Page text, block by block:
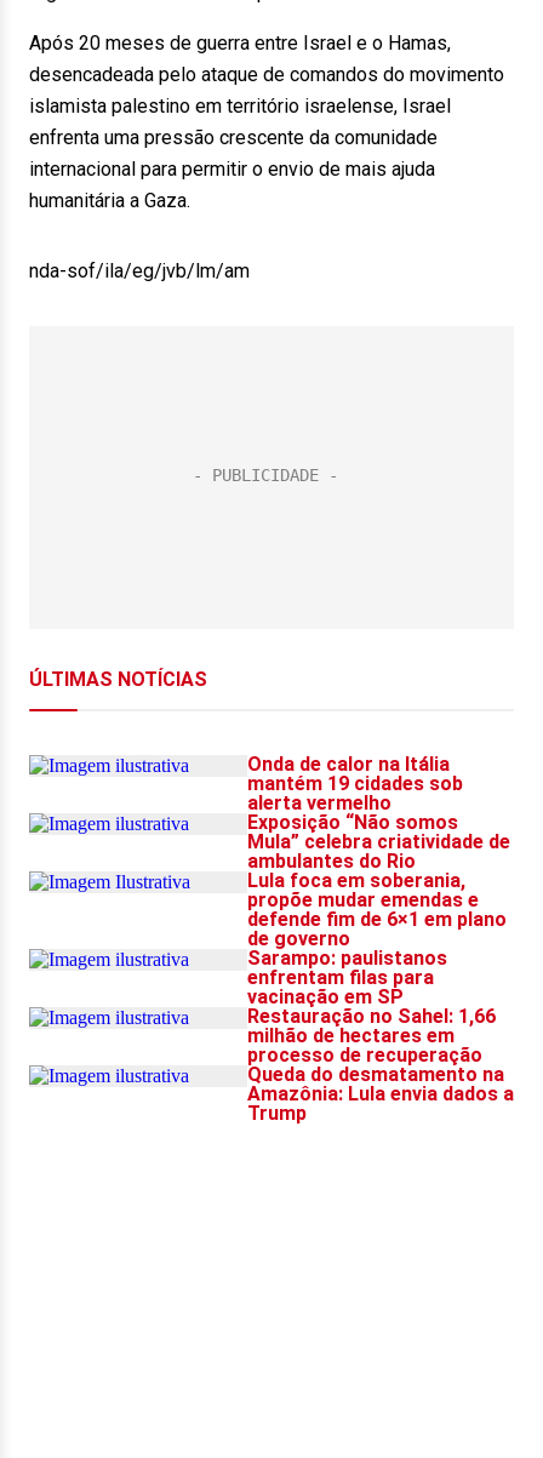
Após 20 meses de guerra entre Israel e o Hamas,
desencadeada pelo ataque de comandos do movimento
islamista palestino em território israelense, Israel
enfrenta uma pressão crescente da comunidade
internacional para permitir o envio de mais ajuda
humanitária a Gaza.
nda-sof/ila/eg/jvb/lm/am